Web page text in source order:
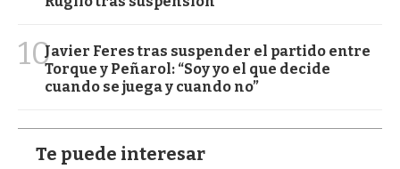
10Javier Feres tras suspender el partido entre
Torque y Peñarol: “Soy yo el que decide
cuando se juega y cuando no”
Te puede interesar